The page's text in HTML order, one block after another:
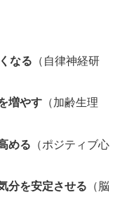
なる （自律神経研
増やす （加齢生理
める （ポジティブ心
分を安定させる （脳